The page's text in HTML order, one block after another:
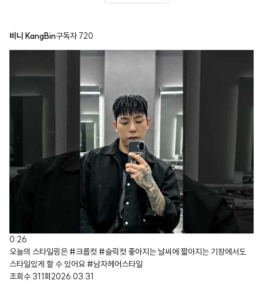
비니 KangBin구독자 720
0:26
오늘의 스타일링은 #크롭컷 #슬릭컷 좋아지는 날씨에 짧아지는 기장에서도
스타일있게 할 수 있어요 #남자헤어스타일
조회수 311회2026.03.31